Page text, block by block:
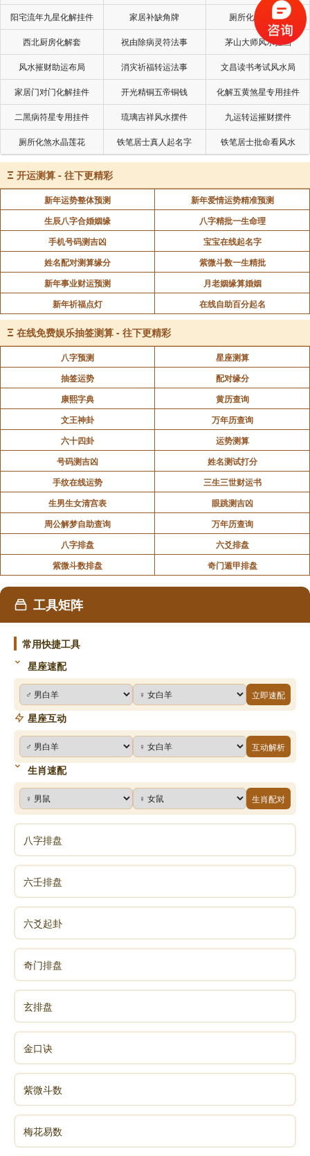
最后，阴阳规律也告诉我们一个事实，这个世界
就是真真假假，虚虚实实，我们要通过表面现象去发觉
其背后的真相，里表结合就能知晓其最后的结果，这不
就是我们所说的智慧吗？
5、什么是社会运行之规则？简单的笼统说下，
引用我师父的一句话，这个世界我们能看见的不一定是
真的，真的是不容许我们看见。同时它又是两套秩序组
成的，两套秩序用的对象也不同。为何你没时间去学
习？为何你没有自己的自由世界？为何苦苦工作还是不
能发财等等其实只要了解了易经的三才结构，及其背后
的运行法则，很容易找到真实答案。
6、什么是人事关系？天水讼就是做人要有礼有
节，要礼尚往来。泽山咸就是告诉我们以情感人。火地
晋告诉我们协同上级。火山旅告诉我们在外收敛。雷山
小过告诉我们低调为宜。等等很多的为人处事道理。
7、以上我们讲的是易经的道理和哲学思想，它
当然也有噬法技能的存在，通过某种演算推理可以帮助
我们提前预判，事先做好防护，以达到趋吉避凶的效
8、我们说到这里时候大家是不是明白了学习易
经的意义了，通过简单通俗的讲解我们对它有了一定的
认识，提升了思想认知和技法的掌握，我们的人生是不
是就能有意义的生活下去呢？
最后总结下，我们学习易经的好处。
可以帮助我们了解自然和宇宙以及社会运行的规
律，从而更好的生活工作。
提高我们的智慧和思考能力以及认知高度。
更好的指引我们如何经营好自己的一生走势。
帮助我们看清事物本质，活得通透，少走弯路。
最后感谢我的师父，带我步入易学大门，从易学
中感悟万事万物的道，道术结合，命由我控。
由于篇幅过大简单的说到的这里，下一篇文章，
我们讲解如何学习易经，祝福看见此文章的朋友心有所
愿万事安泰。
声明：部分内容来于网络，如有侵权，请联系我们删除！以上内容，并
不代表易德轩观点。
阳宅流年九星化解挂件 家居补缺角牌 厕所化秽气煞套
西北厨房化解套 祝由除病灵符法事 茅山大师风水挂画
风水摧财助运布局 消灾祈福转运法事 文昌读书考试风水局
家居门对门化解挂件 开光精铜五帝铜钱 化解五黄煞星专用挂件
二黑病符星专用挂件 琉璃吉祥风水摆件 九运转运摧财摆件
厕所化煞水晶莲花 铁笔居士真人起名字 铁笔居士批命看风水
Ξ 开运测算 - 往下更精彩
新年运势整体预测
新年爱情运势精准预测
生辰八字合婚姻缘
八字精批一生命理
手机号码测吉凶
宝宝在线起名字
姓名配对测算缘分
紫微斗数一生精批
新年事业财运预测
月老姻缘算婚姻
新年祈福点灯
在线自助百分起名
Ξ 在线免费娱乐抽签测算 - 往下更精彩
八字预测
星座测算
抽签运势
配对缘分
康熙字典
黄历查询
文王神卦
万年历查询
六十四卦
运势测算
号码测吉凶
姓名测试打分
手纹在线运势
三生三世财运书
生男生女清宫表
眼跳测吉凶
周公解梦自助查询
万年历查询
八字排盘
六爻排盘
紫微斗数排盘
奇门遁甲排盘
工具矩阵
常用快捷工具
星座速配
立即速配
星座互动
互动解析
生肖速配
生肖配对
八字排盘
六壬排盘
六爻起卦
奇门排盘
玄排盘
金口诀
紫微斗数
梅花易数